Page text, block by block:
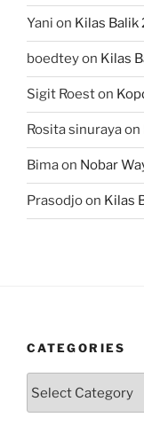
Yani on Kilas Balik
boedteyon Kilas
Sigit Roeston
Rosita sinurayaon
Bimaon Nobar
Prasodjoon Kilas
CATEGORIES